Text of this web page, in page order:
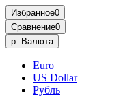
Избранное0
Сравнение0
р. Валюта
Euro
US Dollar
Рубль